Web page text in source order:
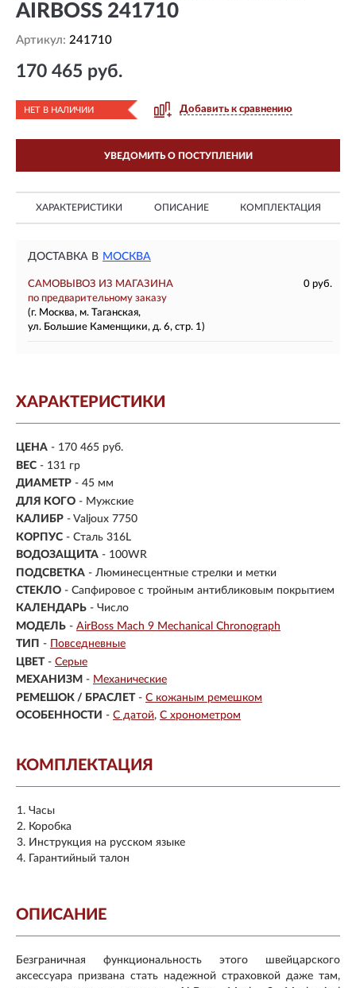
AIRBOSS 241710
Артикул: 241710
170 465 руб.
НЕТ В НАЛИЧИИ Добавить к сравнению
УВЕДОМИТЬ О ПОСТУПЛЕНИИ
ХАРАКТЕРИСТИКИ ОПИСАНИЕ КОМПЛЕКТАЦИЯ
ДОСТАВКА В МОСКВА
САМОВЫВОЗ ИЗ МАГАЗИНА
0 руб.
по предварительному заказу
(г. Москва, м. Таганская,
ул. Большие Каменщики, д. 6, стр. 1)
ХАРАКТЕРИСТИКИ
ЦЕНА - 170 465 руб.
ВЕС - 131 гр
ДИАМЕТР - 45 мм
ДЛЯ КОГО - Мужские
КАЛИБР - Valjoux 7750
КОРПУС - Сталь 316L
ВОДОЗАЩИТА - 100WR
ПОДСВЕТКА - Люминесцентные стрелки и метки
СТЕКЛО - Сапфировое с тройным антибликовым покрытием
КАЛЕНДАРЬ - Число
МОДЕЛЬ - AirBoss Mach 9 Mechanical Chronograph
ТИП - Повседневные
ЦВЕТ - Серые
МЕХАНИЗМ - Механические
РЕМЕШОК / БРАСЛЕТ - С кожаным ремешком
ОСОБЕННОСТИ - С датой С хронометром
КОМПЛЕКТАЦИЯ
Часы
Коробка
Инструкция на русском языке
Гарантийный талон
ОПИСАНИЕ
Безграничная функциональность этого швейцарского
аксессуара призвана стать надежной страховкой даже там,